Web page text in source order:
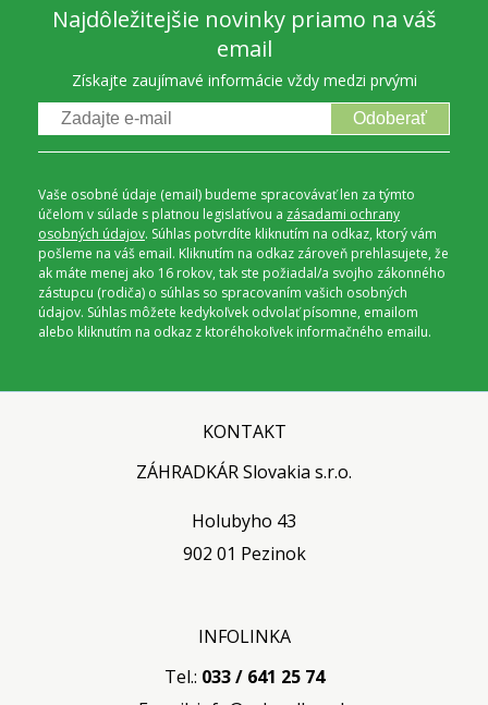
Najdôležitejšie novinky priamo na váš
email
Získajte zaujímavé informácie vždy medzi prvými
Odoberať
Vaše osobné údaje (email) budeme spracovávať len za týmto
účelom v súlade s platnou legislatívou a zásadami ochrany
osobných údajov. Súhlas potvrdíte kliknutím na odkaz, ktorý vám
pošleme na váš email. Kliknutím na odkaz zároveň prehlasujete, že
ak máte menej ako 16 rokov, tak ste požiadal/a svojho zákonného
zástupcu (rodiča) o súhlas so spracovaním vašich osobných
údajov. Súhlas môžete kedykoľvek odvolať písomne, emailom
alebo kliknutím na odkaz z ktoréhokoľvek informačného emailu.
KONTAKT
ZÁHRADKÁR Slovakia s.r.o.
Holubyho 43
902 01 Pezinok
INFOLINKA
Tel.: 033 / 641 25 74